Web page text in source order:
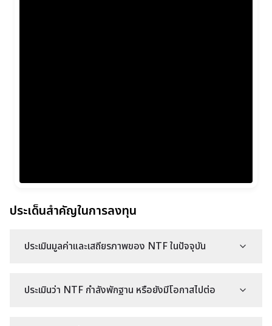
ประเด็นสำคัญในการลงทุน
ประเมินมูลค่าและเสถียรภาพของ NTF ในปัจจุบัน
ประเมินว่า NTF กำลังพักฐาน หรือยังมีโอกาสไปต่อ